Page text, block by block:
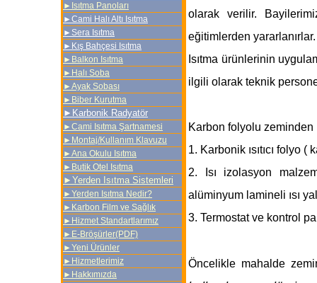
►Isıtma Panoları
►Cami Halı Altı Isıtma
► Sera Isıtma
► Kış Bahçesi Isıtma
►Balkon Isıtma
► Halı Soba
►Ayak Sobası
►Biber Kurutma
► Karbonik Radyatör
►Cami Isıtma Şartnamesi
►Montaj/Kullanım Klavuzu
►Ana Okulu Isıtma
► Butik Otel Isıtma
► Yerden Isıtma Sistemleri
► Yerden Isıtma Nedir?
►Karbon Film ve Sağlık
► Hizmet Standartlarımız
► E-Bröşürler(PDF)
► Yeni Ürünler
► Hizmetlerimiz
► Hakkımızda
olarak verilir.
eğitimlerden yararlanırlar.
Isıtma ürünlerinin
ilgili olarak teknik
Karbon folyolu zeminden
1. Karbonik ısıtıcı folyo (
2. Isı izolasyon
alüminyum lamineli ısı
3. Termostat ve kontrol
Öncelikle mahalde